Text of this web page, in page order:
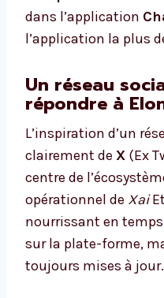
dans l’application
l’application la plus
Un réseau
répondre à
L’inspiration d’un
clairement de X (Ex
centre de
opérationnel de Xai
nourrissant en
sur la plate-forme,
toujours mises à jour.